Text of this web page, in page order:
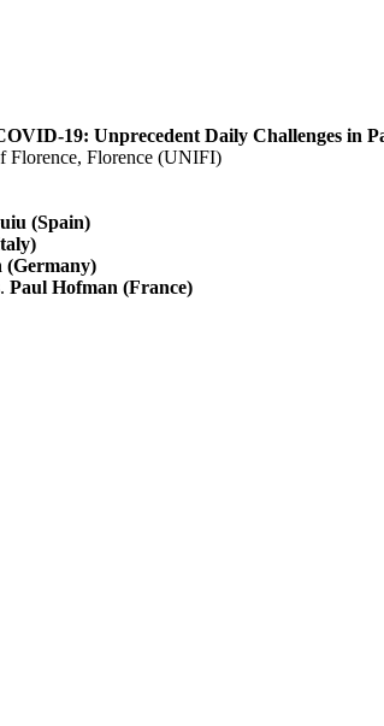
19: Unprecedent Daily Challenges in
Florence (UNIFI)
(Spain)
(Germany)
Paul Hofman (France)